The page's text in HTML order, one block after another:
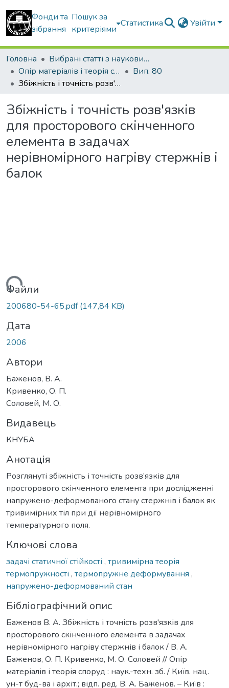
Фонди та
зібрання
Пошук за
критеріями
Статистика Увійти
Головна
Вибрані статті з наукових збірників КНУБА
Опір матеріалів і теорія споруд
Вип. 80
Збіжність і точність розв'язків для просторового скінченного елемента в задачах нерівномірного нагріву стержнів і балок
Збіжність і точність розв'язків
для просторового скінченного
елемента в задачах
нерівномірного нагріву стержнів і
балок
Вантажиться...
Файли
200680-54-65.pdf(147,84 KB)
Дата
2006
Автори
Баженов, В. А.
Кривенко, О. П.
Соловей, М. О.
Видавець
КНУБА
Анотація
Розглянуті збіжність і точність розв’язків для
просторового скінченного елемента при дослідженні
напружено-деформованого стану стержнів і балок як
тривимірних тіл при дії нерівномірного
температурного поля.
Ключові слова
задачі статичної стійкості , тривимірна теорія
термопружності , термопружне деформування ,
напружено-деформований стан
Бібліографічний опис
Баженов В. А. Збіжність і точність розв'язків для
просторового скінченного елемента в задачах
нерівномірного нагріву стержнів і балок / В. А.
Баженов, О. П. Кривенко, М. О. Соловей // Опір
матеріалів і теорія споруд : наук.-техн. зб. / Київ. нац.
ун-т буд-ва і архіт.; відп. ред. В. А. Баженов. – Київ :